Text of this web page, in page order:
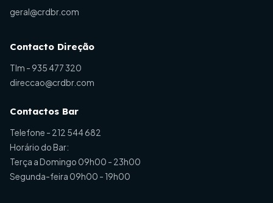
geral@crdbr.com
Contacto Direção
Tlm - 935 477 320
direccao@crdbr.com
Contactos Bar
Telefone - 212 544 682
Horário do Bar:
Terça a Domingo 09h00 - 23h00
Segunda-feira 09h00 - 19h00